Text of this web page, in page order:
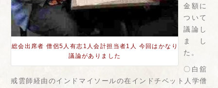
総会出席者 僧侶5人有志1人会計担当者1人 今回はかなり
議論がありました
金額に
ついて
議論し
まし
た。
〇白舘
戒雲師経由のインドマイソールの在インドチベット人学僧